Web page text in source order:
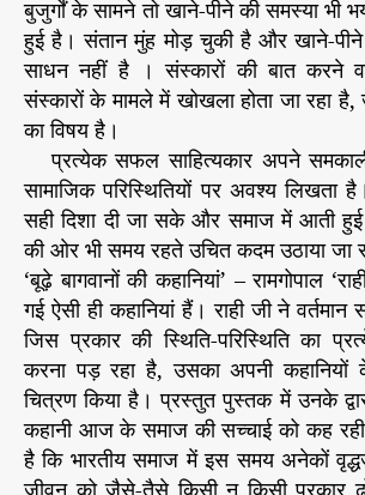
बुजुर्गों के सामने तो खाने-पीने की समस्या
हुई है। संतान मुंह मोड़ चुकी है और खाने-
साधन नहीं है । संस्कारों की बात करने
संस्कारों के मामले में खोखला होता जा रहा है,
का विषय है।
प्रत्येक सफल साहित्यकार अपने
सामाजिक परिस्थितियों पर अवश्य
सही दिशा दी जा सके और समाज में आती हुई
की ओर भी समय रहते उचित कदम उठाया जा
‘बूढ़े बागवानों की कहानियां’ – रामगोपाल
गई ऐसी ही कहानियां हैं। राही जी ने वर्तमान
जिस प्रकार की स्थिति-परिस्थिति का
करना पड़ रहा है, उसका अपनी
चित्रण किया है। प्रस्तुत पुस्तक में उनके
कहानी आज के समाज की सच्चाई को कह
है कि भारतीय समाज में इस समय अनेकों